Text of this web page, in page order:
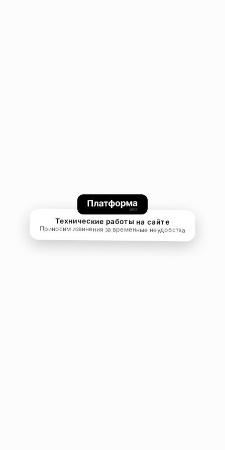
Технические работы на сайте
Приносим извинения за временные неудобства